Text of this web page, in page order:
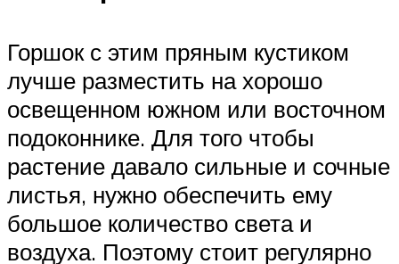
Горшок с этим пряным кустиком
лучше разместить на хорошо
освещенном южном или восточном
подоконнике. Для того чтобы
растение давало сильные и сочные
листья, нужно обеспечить ему
большое количество света и
воздуха. Поэтому стоит регулярно